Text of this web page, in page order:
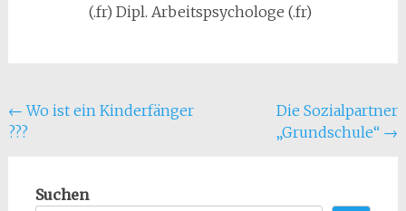
(.fr) Dipl. Arbeitspsychologe (.fr)
Beitragsnavigation
← Wo ist ein Kinderfänger
???
Die Sozialpartner
„Grundschule“ →
Suchen